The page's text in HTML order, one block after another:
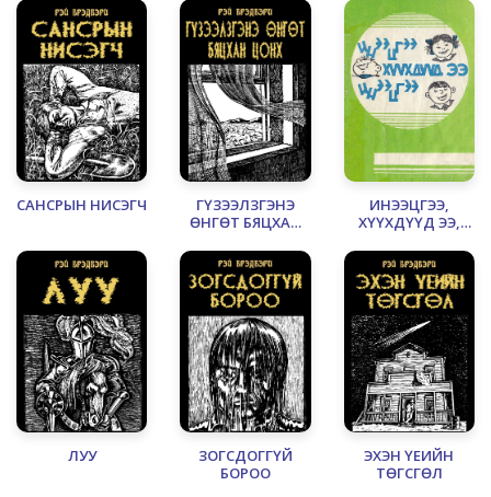
САНСРЫН НИСЭГЧ
ГҮЗЭЭЛЗГЭНЭ
ӨНГӨТ БЯЦХАН
ИНЭЭЦГЭЭ,
ХҮҮХДҮҮД ЭЭ,
ЛУУ
ЗОГСДОГГҮЙ
БОРОО
ЭХЭН ҮЕИЙН
ТӨГСГӨЛ